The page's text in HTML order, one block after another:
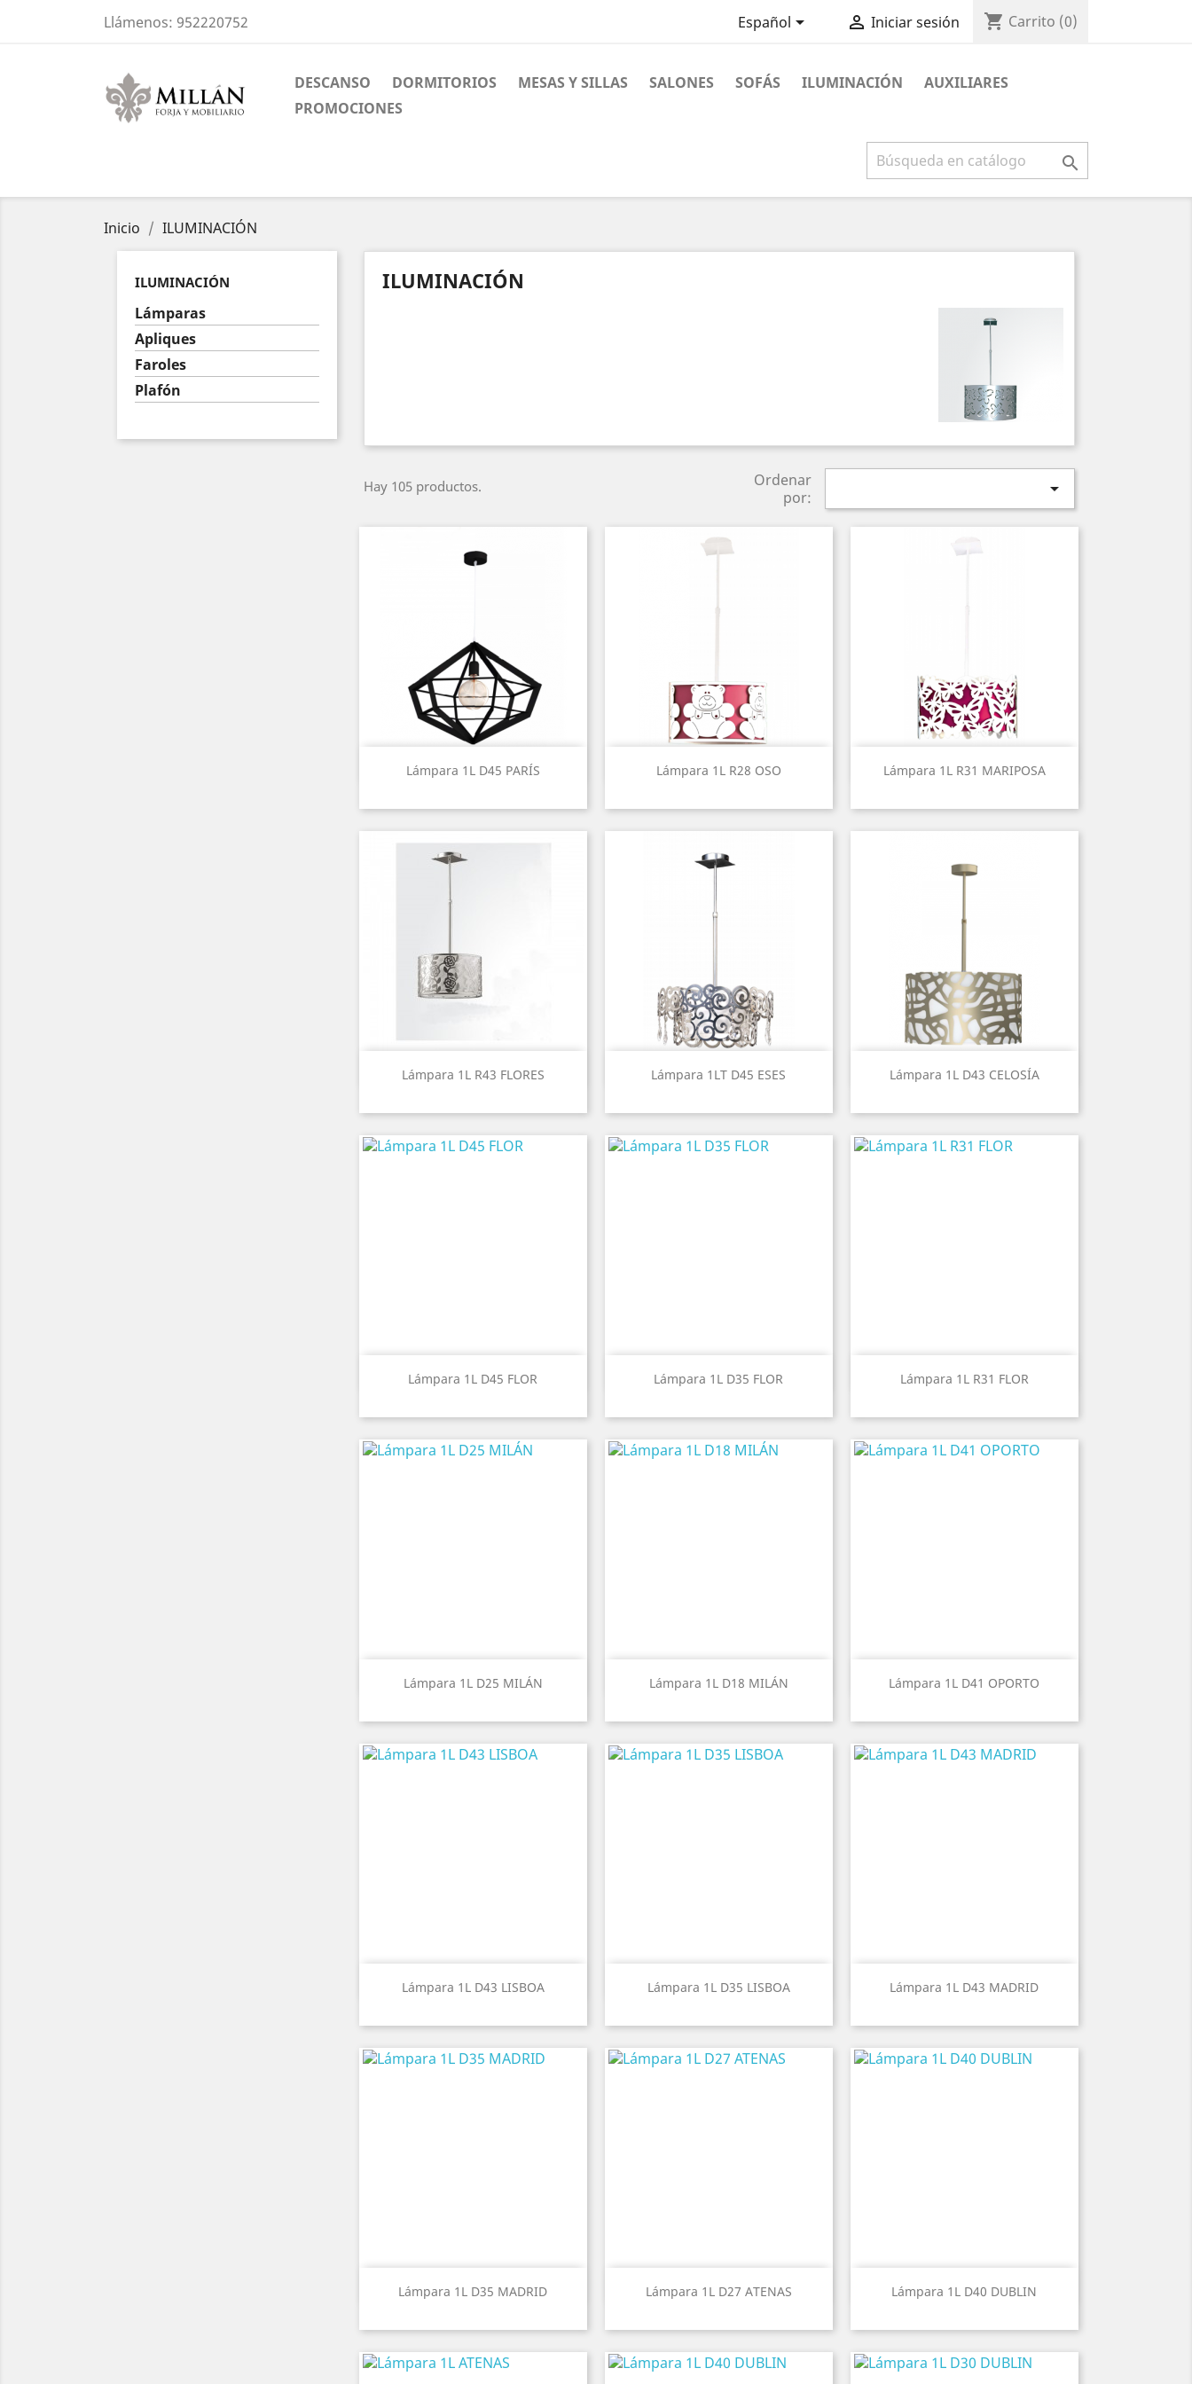
Llámenos: 952220752 Español  Iniciar sesión shopping_cart Carrito (0)
DESCANSO DORMITORIOS MESAS Y SILLAS SALONES SOFÁS ILUMINACIÓN
AUXILIARES
PROMOCIONES

Inicio ILUMINACIÓN
ILUMINACIÓN
Lámparas
Apliques
Faroles
Plafón
ILUMINACIÓN
Hay 105 productos.
Ordenar
por:

Lámpara 1L D45 PARÍS
Vista rápida Lámpara 1L R28 OSO
Vista rápida Lámpara 1L R31 MARIPOSA
Vista rápida
Lámpara 1L R43 FLORES
Vista rápida Lámpara 1LT D45 ESES
Vista rápida Lámpara 1L D43 CELOSÍA
Vista rápida
Lámpara 1L D45 FLOR
Vista rápida Lámpara 1L D35 FLOR
Vista rápida Lámpara 1L R31 FLOR
Vista rápida
Lámpara 1L D25 MILÁN
Vista rápida Lámpara 1L D18 MILÁN
Vista rápida Lámpara 1L D41 OPORTO
Vista rápida
Lámpara 1L D43 LISBOA
Vista rápida Lámpara 1L D35 LISBOA
Vista rápida Lámpara 1L D43 MADRID
Vista rápida
Lámpara 1L D35 MADRID
Vista rápida Lámpara 1L D27 ATENAS
Vista rápida Lámpara 1L D40 DUBLIN
Vista rápida